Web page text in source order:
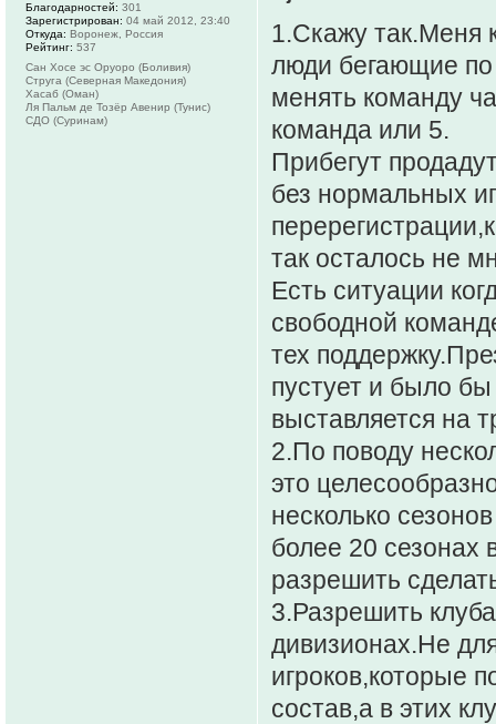
1.Скажу так.Меня
люди бегающие
менять команду
команда или 5.
Прибегут
без нормальных
так осталось не
Есть ситуации
свободной
тех
пустует и было бы
выставляется на
2.По поводу
это
несколько
более 20 сезонах
разрешить
3.Разрешить
дивизионах.Не
игроков,которые
состав,а в этих
Благодарностей: 301
Зарегистрирован: 04 май 2012, 23:40
Откуда: Воронеж, Россия
Рейтинг: 537
Сан Хосе эс Оруоро (Боливия)
Струга (Северная Македония)
Хасаб (Оман)
Ля Пальм де Тозёр Авенир (Тунис)
СДО (Суринам)